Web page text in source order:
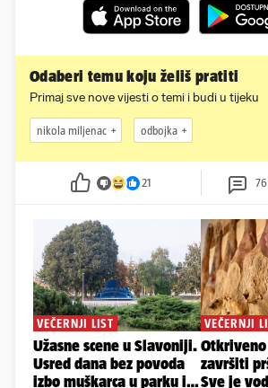
Odaberi temu koju želiš pratiti
Primaj sve nove vijesti o temi i budi u tijeku
nikola miljenac odbojka
21 76